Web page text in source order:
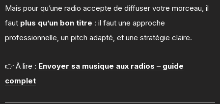
Mais pour qu’une radio accepte de diffuser votre morceau, il
faut plus qu’un bon titre : il faut une approche
professionnelle, un pitch adapté, et une stratégie claire.
👉 À lire : Envoyer sa musique aux radios – guide
complet